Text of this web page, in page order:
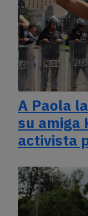
A Paola
su amiga
activista